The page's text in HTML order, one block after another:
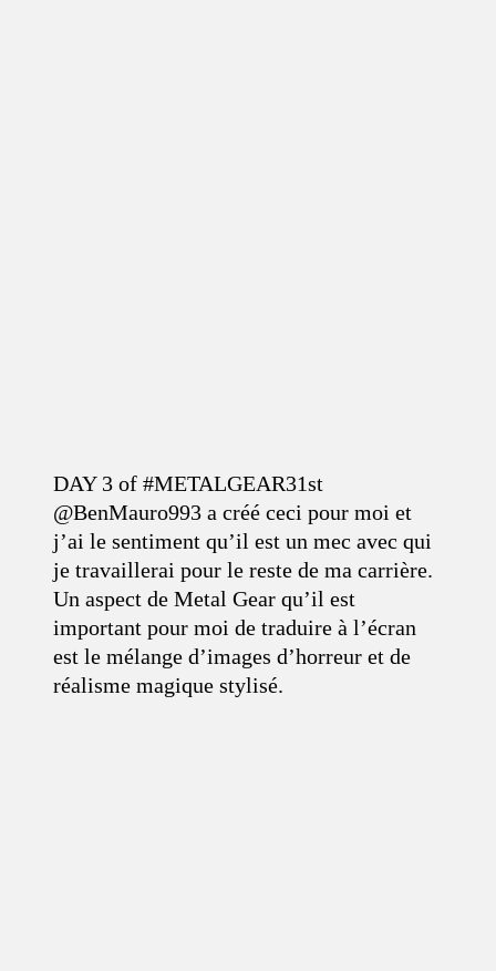
DAY 3 of #METALGEAR31st
@BenMauro993 a créé ceci pour moi et
j’ai le sentiment qu’il est un mec avec qui
je travaillerai pour le reste de ma carrière.
Un aspect de Metal Gear qu’il est
important pour moi de traduire à l’écran
est le mélange d’images d’horreur et de
réalisme magique stylisé.